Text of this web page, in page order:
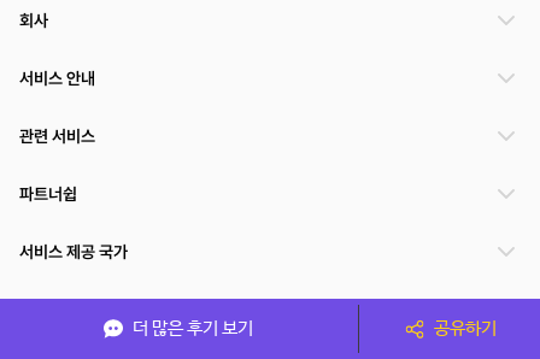
더 많은 후기 보기 공유하기
회사
서비스 안내
관련 서비스
파트너쉽
서비스 제공 국가
(주)NSPACE 사업자정보